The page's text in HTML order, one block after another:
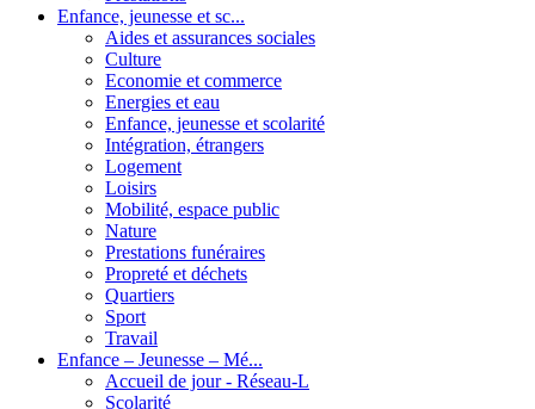
Enfance, jeunesse et sc...
Aides et assurances sociales
Culture
Economie et commerce
Energies et eau
Enfance, jeunesse et scolarité
Intégration, étrangers
Logement
Loisirs
Mobilité, espace public
Nature
Prestations funéraires
Propreté et déchets
Quartiers
Sport
Travail
Enfance – Jeunesse – Mé...
Accueil de jour - Réseau-L
Scolarité